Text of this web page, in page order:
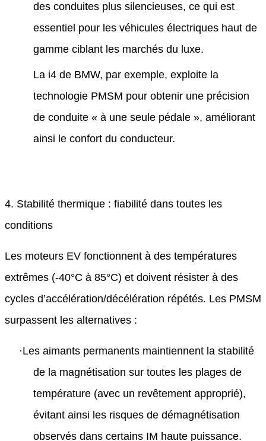
des conduites plus silencieuses, ce qui est
essentiel pour les véhicules électriques haut de
gamme ciblant les marchés du luxe.
La i4 de BMW, par exemple, exploite la
technologie PMSM pour obtenir une précision
de conduite « à une seule pédale », améliorant
ainsi le confort du conducteur.
4. Stabilité thermique : fiabilité dans toutes les
conditions
Les moteurs EV fonctionnent à des températures
extrêmes (-40°C à 85°C) et doivent résister à des
cycles d’accélération/décélération répétés. Les PMSM
surpassent les alternatives :
·Les aimants permanents maintiennent la stabilité
de la magnétisation sur toutes les plages de
température (avec un revêtement approprié),
évitant ainsi les risques de démagnétisation
observés dans certains IM haute puissance.